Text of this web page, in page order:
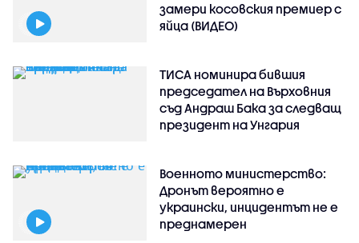
замери косовския премиер с
яйца (ВИДЕО)
ТИСА номинира бившия
председател на Върховния
съд Андраш Бака за следващ
президент на Унгария
Военното министерство:
Дронът вероятно е
украински, инцидентът не е
преднамерен